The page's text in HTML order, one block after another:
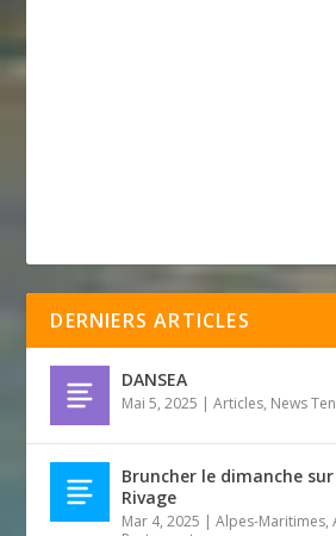
DERNIERS ARTICLES
DANSEA
Mai 5, 2025 |Articles, News
Bruncher le dimanche
Rivage
Mar 4, 2025 |Alpes-Maritimes,